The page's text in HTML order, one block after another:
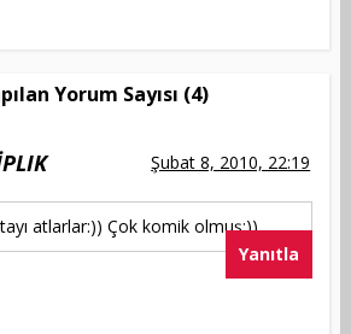
Yorum Sayısı (4)
Şubat 8, 2010, 22:19
atlarlar:)) Çok komik olmuş:))
Yanıtla